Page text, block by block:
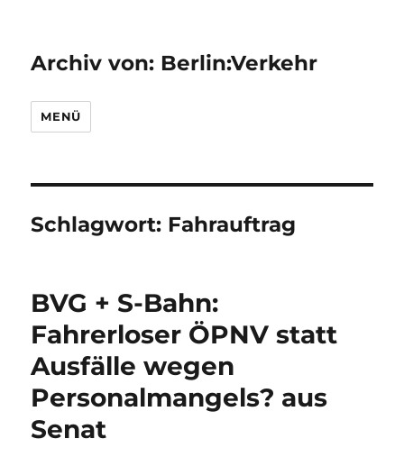
Archiv von: Berlin:Verkehr
MENÜ
Schlagwort: Fahrauftrag
BVG + S-Bahn:
Fahrerloser ÖPNV statt
Ausfälle wegen
Personalmangels? aus
Senat